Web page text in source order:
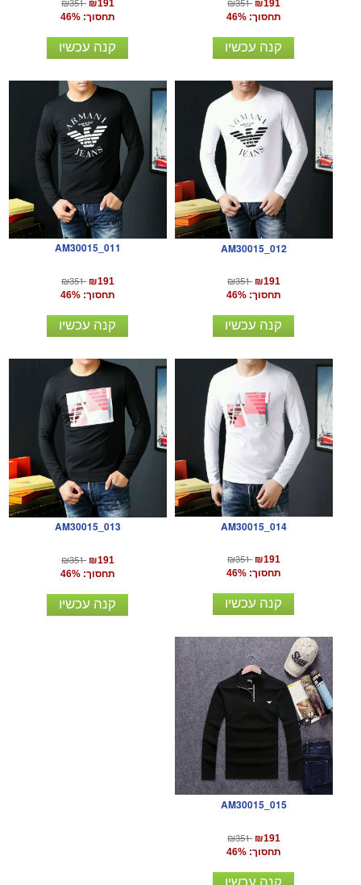
₪191
תחסוך: 46%
קנה עכשיו
₪191
תחסוך: 46%
קנה עכשיו
AM30015_011
₪351 ₪191
תחסוך: 46%
קנה עכשיו
AM30015_012
₪351 ₪191
תחסוך: 46%
קנה עכשיו
AM30015_013
₪351 ₪191
תחסוך: 46%
קנה עכשיו
AM30015_014
₪351 ₪191
תחסוך: 46%
קנה עכשיו
AM30015_015
₪351 ₪191
תחסוך: 46%
קנה עכשיו